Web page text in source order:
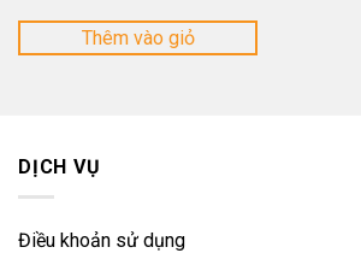
68.000 ₫.
hiện
là:
Thêm vào giỏ
DỊCH VỤ
Điều khoản sử dụng